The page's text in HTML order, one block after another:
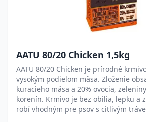
AATU 80/20 Chicken 1,5kg
AATU 80/20 Chicken je prírodné
vysokým podielom mäsa. Zloženie
kuracieho mäsa a 20% ovocia,
korenín. Krmivo je bez obilia, lepku a
robí vhodným pre psov s citlivým